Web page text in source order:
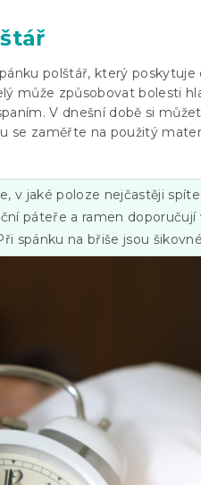
polštář, který poskytuje
může způsobovat bolesti
V dnešní době si
se zaměřte na použitý
v jaké poloze nejčastěji
páteře a ramen doporučují
spánku na břiše jsou